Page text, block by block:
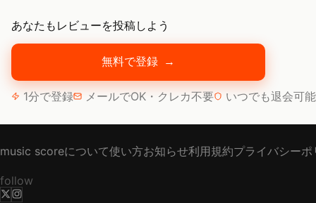
あなたもレビューを投稿しよう
無料で登録 →
1分で登録 メールでOK・クレカ不要 いつでも退会可能
music scoreについて使い方お知らせ利用規約プライバシーポ
follow